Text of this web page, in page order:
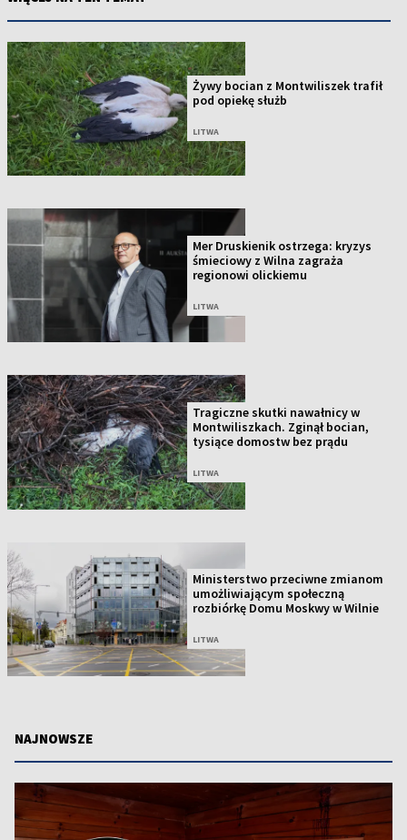
Żywy bocian z Montwiliszek trafił
pod opiekę służb
LITWA
Mer Druskienik ostrzega: kryzys
śmieciowy z Wilna zagraża
regionowi olickiemu
LITWA
Tragiczne skutki nawałnicy w
Montwiliszkach. Zginął bocian,
tysiące domostw bez prądu
LITWA
Ministerstwo przeciwne zmianom
umożliwiającym społeczną
rozbiórkę Domu Moskwy w Wilnie
LITWA
NAJNOWSZE